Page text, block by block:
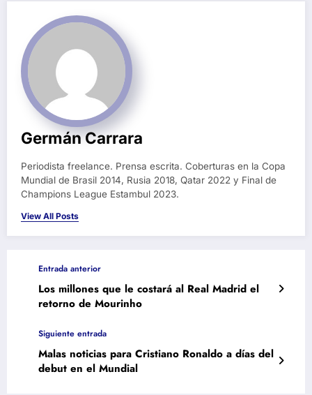
Germán Carrara
Periodista freelance. Prensa escrita. Coberturas en la Copa
Mundial de Brasil 2014, Rusia 2018, Qatar 2022 y Final de
Champions League Estambul 2023.
View All Posts
Entrada anterior
Los millones que le costará al Real Madrid el
retorno de Mourinho
Siguiente entrada
Malas noticias para Cristiano Ronaldo a días del
debut en el Mundial